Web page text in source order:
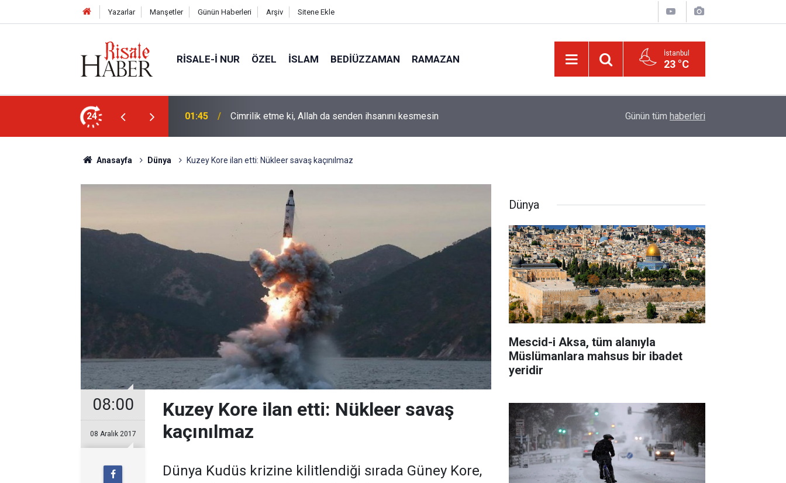
Yazarlar Manşetler Günün Haberleri Arşiv Sitene Ekle
RISALE-I NUR ÖZEL İSLAM BEDIÜZZAMAN RAMAZAN İstanbul
23 °C
24
bu kelime ile saadet-i ebediye müjdesine
01:45 Cimrilik etme ki, Allah da senden ihsanını kesmesin Bildirilmedi mi ki insan için, kendi çalıştığından
Günün tüm haberleri
Anasayfa Dünya Kuzey Kore ilan etti: Nükleer savaş kaçınılmaz
08:00
08 Aralık 2017
Kuzey Kore ilan etti: Nükleer savaş
kaçınılmaz
Dünya Kudüs krizine kilitlendiği sırada Güney Kore,
Dünya
Mescid-i Aksa, tüm alanıyla
Müslümanlara mahsus bir ibadet
yeridir